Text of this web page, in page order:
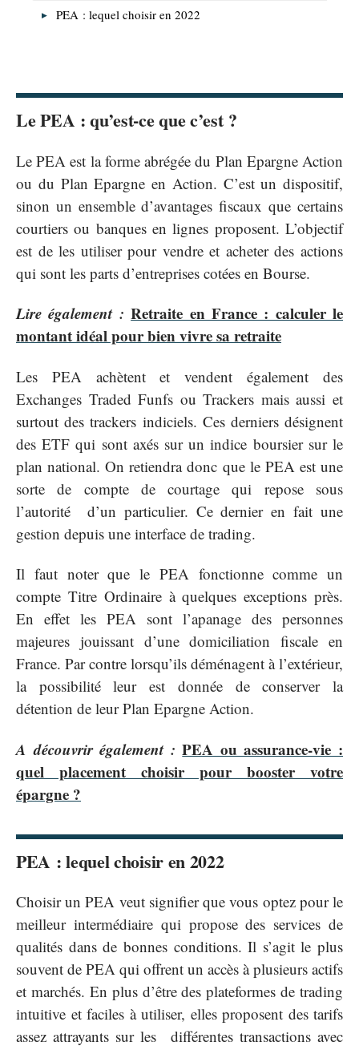
PEA : lequel choisir en 2022
Le PEA : qu’est-ce que c’est ?
Le PEA est la forme abrégée du Plan Epargne Action
ou du Plan Epargne en Action. C’est un dispositif,
sinon un ensemble d’avantages fiscaux que certains
courtiers ou banques en lignes proposent. L’objectif
est de les utiliser pour vendre et acheter des actions
qui sont les parts d’entreprises cotées en Bourse.
Lire également : Retraite en France : calculer le
montant idéal pour bien vivre sa retraite
Les PEA achètent et vendent également des
Exchanges Traded Funfs ou Trackers mais aussi et
surtout des trackers indiciels. Ces derniers désignent
des ETF qui sont axés sur un indice boursier sur le
plan national. On retiendra donc que le PEA est une
sorte de compte de courtage qui repose sous
l’autorité d’un particulier. Ce dernier en fait une
gestion depuis une interface de trading.
Il faut noter que le PEA fonctionne comme un
compte Titre Ordinaire à quelques exceptions près.
En effet les PEA sont l’apanage des personnes
majeures jouissant d’une domiciliation fiscale en
France. Par contre lorsqu’ils déménagent à l’extérieur,
la possibilité leur est donnée de conserver la
détention de leur Plan Epargne Action.
A découvrir également : PEA ou assurance-vie :
quel placement choisir pour booster votre
épargne ?
PEA : lequel choisir en 2022
Choisir un PEA veut signifier que vous optez pour le
meilleur intermédiaire qui propose des services de
qualités dans de bonnes conditions. Il s’agit le plus
souvent de PEA qui offrent un accès à plusieurs actifs
et marchés. En plus d’être des plateformes de trading
intuitive et faciles à utiliser, elles proposent des tarifs
assez attrayants sur les différentes transactions avec